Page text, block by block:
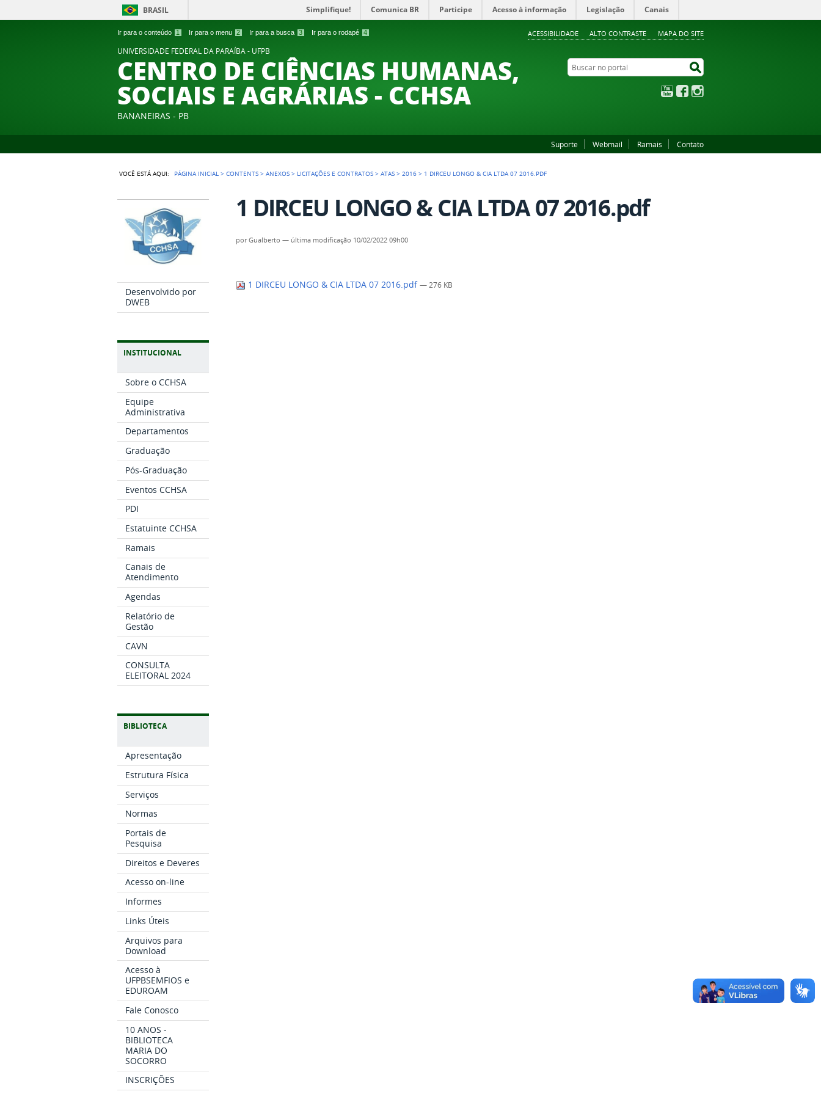
Ir para o conteúdo 1 Ir para o menu 2 Ir para a busca 3 Ir para o rodapé 4 ACESSIBILIDADE ALTO CONTRASTE MAPA DO SITE
BRASIL Simplifique! Comunica BR Participe Acesso à informação Legislação Canais
UNIVERSIDADE FEDERAL DA PARAÍBA - UFPB
CENTRO DE CIÊNCIAS HUMANAS,
SOCIAIS E AGRÁRIAS - CCHSA
BANANEIRAS - PB
Buscar no portal
YouTubeFacebook
Suporte Webmail Ramais Contato
VOCÊ ESTÁ AQUI: PÁGINA INICIAL >CONTENTS >ANEXOS > LICITAÇÕES E CONTRATOS >ATAS >2016 > 1 DIRCEU LONGO & CIA LTDA 07 2016.PDF
Desenvolvido por
DWEB
INSTITUCIONAL
Sobre o CCHSA
Equipe
Administrativa
Departamentos
Graduação
Pós-Graduação
Eventos CCHSA
PDI
Estatuinte CCHSA
Ramais
Canais de
Atendimento
Agendas
Relatório de
Gestão
CAVN
CONSULTA
ELEITORAL 2024
BIBLIOTECA
Apresentação
Estrutura Física
Serviços
Normas
Portais de
Pesquisa
Direitos e Deveres
Acesso on-line
Informes
Links Úteis
Arquivos para
Download
Acesso à
UFPBSEMFIOS e
EDUROAM
Fale Conosco
10 ANOS -
BIBLIOTECA
MARIA DO
SOCORRO
INSCRIÇÕES
1 DIRCEU LONGO & CIA LTDA 07 2016.pdf
porGualberto — última modificação 10/02/2022 09h00
1 DIRCEU LONGO & CIA LTDA 07 2016.pdf— 276 KB